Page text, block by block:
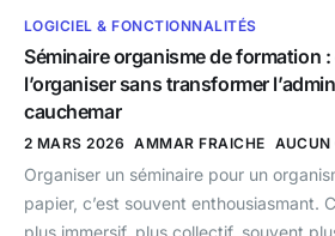
LOGICIEL & FONCTIONNALITÉS
Séminaire organisme de formation
l’organiser sans transformer
cauchemar
2 MARS 2026 AMMAR FRAICHE AUCUN
Organiser un séminaire pour un
papier, c’est souvent enthousiasmant.